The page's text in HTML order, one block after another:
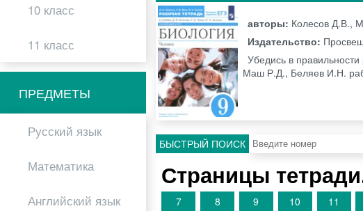
10 класс
11 класс
ПРЕДМЕТЫ
Русский язык
Математика
Английский язык
авторы: Колесов Д.В.,
Издательство:
Убедись в
Маш Р.Д., Беляев И.Н.
БЫСТРЫЙ ПОИСК
Страницы
7
8 9 10 11